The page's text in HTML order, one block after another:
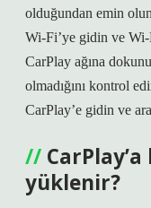
olduğundan emin
Wi-Fi’ye gidin ve Wi-
CarPlay ağına
olmadığını kontrol
CarPlay’e gidin ve
yüklenir?